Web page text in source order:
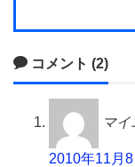
コメント (2)
マ
2010年11月